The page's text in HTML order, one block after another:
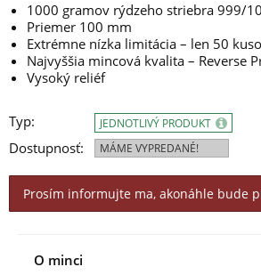
1000 gramov rýdzeho striebra 999/
Priemer 100 mm
Extrémne nízka limitácia – len 50
Najvyššia mincová kvalita – Reverse
Vysoký reliéf
Typ:
Dostupnosť:
JEDNOTLIVÝ PRODUKT
MÁME VYPREDANÉ!
Prosím informujte ma, akonáhle bude
O minci